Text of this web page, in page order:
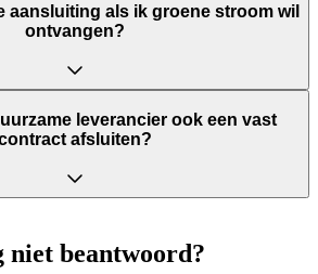
aansluiting als ik groene stroom wil
ontvangen?
leverancier ook een vast
afsluiten?
niet beantwoord?